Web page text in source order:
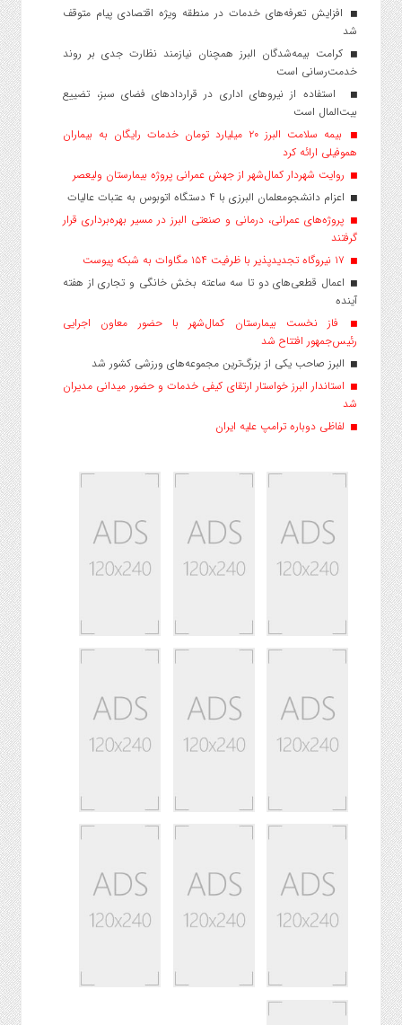
افزایش تعرفه‌های خدمات در منطقه ویژه اقتصادی پیام متوقف
شد
کرامت بیمه‌شدگان البرز همچنان نیازمند نظارت جدی بر روند
خدمت‌رسانی است
استفاده از نیروهای اداری در قراردادهای فضای سبز، تضییع
بیت‌المال است
بیمه سلامت البرز ۲۰ میلیارد تومان خدمات رایگان به بیماران
هموفیلی ارائه کرد
روایت شهردار کمال‌شهر از جهش عمرانی پروژه بیمارستان ولیعصر
اعزام دانشجو‌معلمان البرزی با ۴ دستگاه اتوبوس به عتبات عالیات
پروژه‌های عمرانی، درمانی و صنعتی البرز در مسیر بهره‌برداری قرار
گرفتند
اعمال قطعی‌های دو تا سه ساعته بخش خانگی و تجاری از هفته
آینده
فاز نخست بیمارستان کمال‌شهر با حضور معاون اجرایی
رئیس‌جمهور افتتاح شد
البرز صاحب یکی از بزرگ‌ترین مجموعه‌های ورزشی کشور شد
استاندار البرز خواستار ارتقای کیفی خدمات و حضور میدانی مدیران
شد
لفاظی دوباره ترامپ علیه ایران